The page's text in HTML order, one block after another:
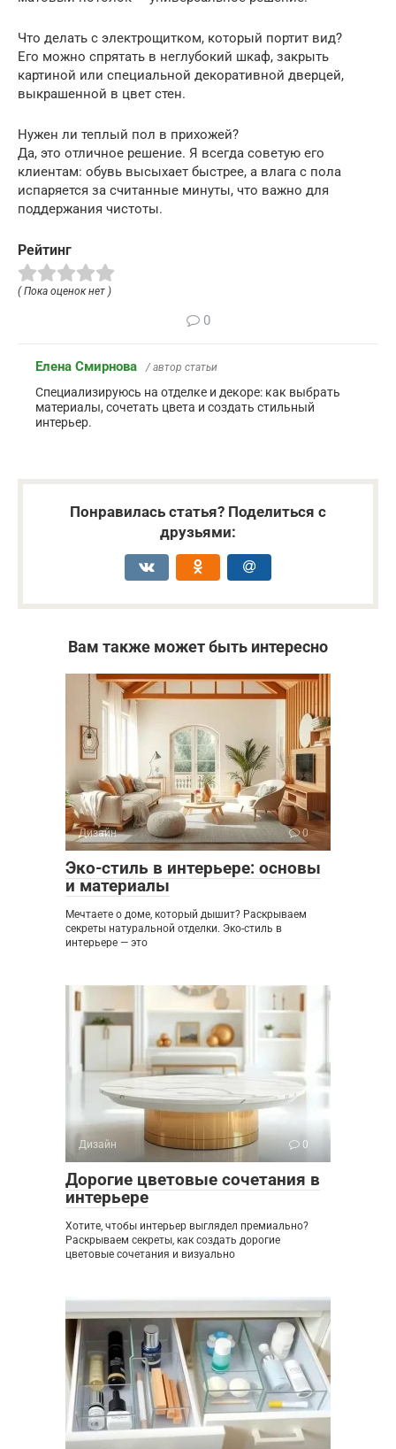
Что делать с электрощитком, который портит вид?
Его можно спрятать в неглубокий шкаф, закрыть
картиной или специальной декоративной дверцей,
выкрашенной в цвет стен.
Нужен ли теплый пол в прихожей?
Да, это отличное решение. Я всегда советую его
клиентам: обувь высыхает быстрее, а влага с пола
испаряется за считанные минуты, что важно для
поддержания чистоты.
Рейтинг
( Пока оценок нет )
0
Елена Смирнова / автор статьи
Специализируюсь на отделке и декоре: как выбрать
материалы, сочетать цвета и создать стильный
интерьер.
Понравилась статья? Поделиться с
друзьями:
Вам также может быть интересно
Дизайн 0
Эко-стиль в интерьере: основы
и материалы
Мечтаете о доме, который дышит? Раскрываем
секреты натуральной отделки. Эко-стиль в
интерьере — это
Дизайн 0
Дорогие цветовые сочетания в
интерьере
Хотите, чтобы интерьер выглядел премиально?
Раскрываем секреты, как создать дорогие
цветовые сочетания и визуально